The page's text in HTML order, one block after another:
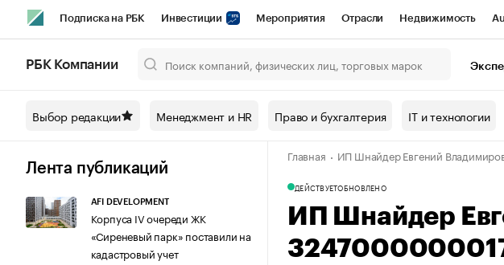
Подписка на РБК Инвестиции Мероприятия Отрасли Недвижимость
Спецпроекты СПб Конференции СПб Спецпроекты Проверка контрагентов
Технологии и медиа Рынок наличной валюты
РБК Компании
Выбор редакции Менеджмент и HR Право и бухгалтерия IT и технологии
Лента публикаций
AFI DEVELOPMENT
Корпуса IV очереди ЖК
«Сиреневый парк» поставили на
кадастровый учет
Главная ИП Шнайдер Евгений
ДЕЙСТВУЕТОБНОВЛЕНО
ИП Шнайдер